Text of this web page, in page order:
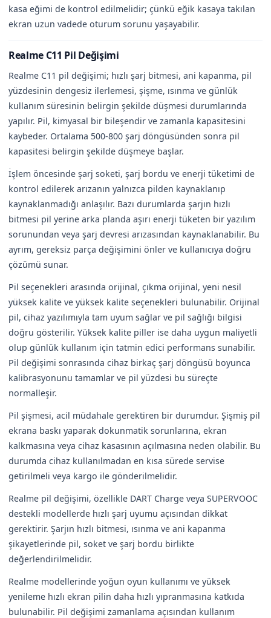
kasa eğimi de kontrol edilmelidir; çünkü eğik kasaya takılan
ekran uzun vadede oturum sorunu yaşayabilir.
Realme C11 Pil Değişimi
Realme C11 pil değişimi; hızlı şarj bitmesi, ani kapanma, pil
yüzdesinin dengesiz ilerlemesi, şişme, ısınma ve günlük
kullanım süresinin belirgin şekilde düşmesi durumlarında
yapılır. Pil, kimyasal bir bileşendir ve zamanla kapasitesini
kaybeder. Ortalama 500-800 şarj döngüsünden sonra pil
kapasitesi belirgin şekilde düşmeye başlar.
İşlem öncesinde şarj soketi, şarj bordu ve enerji tüketimi de
kontrol edilerek arızanın yalnızca pilden kaynaklanıp
kaynaklanmadığı anlaşılır. Bazı durumlarda şarjın hızlı
bitmesi pil yerine arka planda aşırı enerji tüketen bir yazılım
sorunundan veya şarj devresi arızasından kaynaklanabilir. Bu
ayrım, gereksiz parça değişimini önler ve kullanıcıya doğru
çözümü sunar.
Pil seçenekleri arasında orijinal, çıkma orijinal, yeni nesil
yüksek kalite ve yüksek kalite seçenekleri bulunabilir. Orijinal
pil, cihaz yazılımıyla tam uyum sağlar ve pil sağlığı bilgisi
doğru gösterilir. Yüksek kalite piller ise daha uygun maliyetli
olup günlük kullanım için tatmin edici performans sunabilir.
Pil değişimi sonrasında cihaz birkaç şarj döngüsü boyunca
kalibrasyonunu tamamlar ve pil yüzdesi bu süreçte
normalleşir.
Pil şişmesi, acil müdahale gerektiren bir durumdur. Şişmiş pil
ekrana baskı yaparak dokunmatik sorunlarına, ekran
kalkmasına veya cihaz kasasının açılmasına neden olabilir. Bu
durumda cihaz kullanılmadan en kısa sürede servise
getirilmeli veya kargo ile gönderilmelidir.
Realme pil değişimi, özellikle DART Charge veya SUPERVOOC
destekli modellerde hızlı şarj uyumu açısından dikkat
gerektirir. Şarjın hızlı bitmesi, ısınma ve ani kapanma
şikayetlerinde pil, soket ve şarj bordu birlikte
değerlendirilmelidir.
Realme modellerinde yoğun oyun kullanımı ve yüksek
yenileme hızlı ekran pilin daha hızlı yıpranmasına katkıda
bulunabilir. Pil değişimi zamanlama açısından kullanım